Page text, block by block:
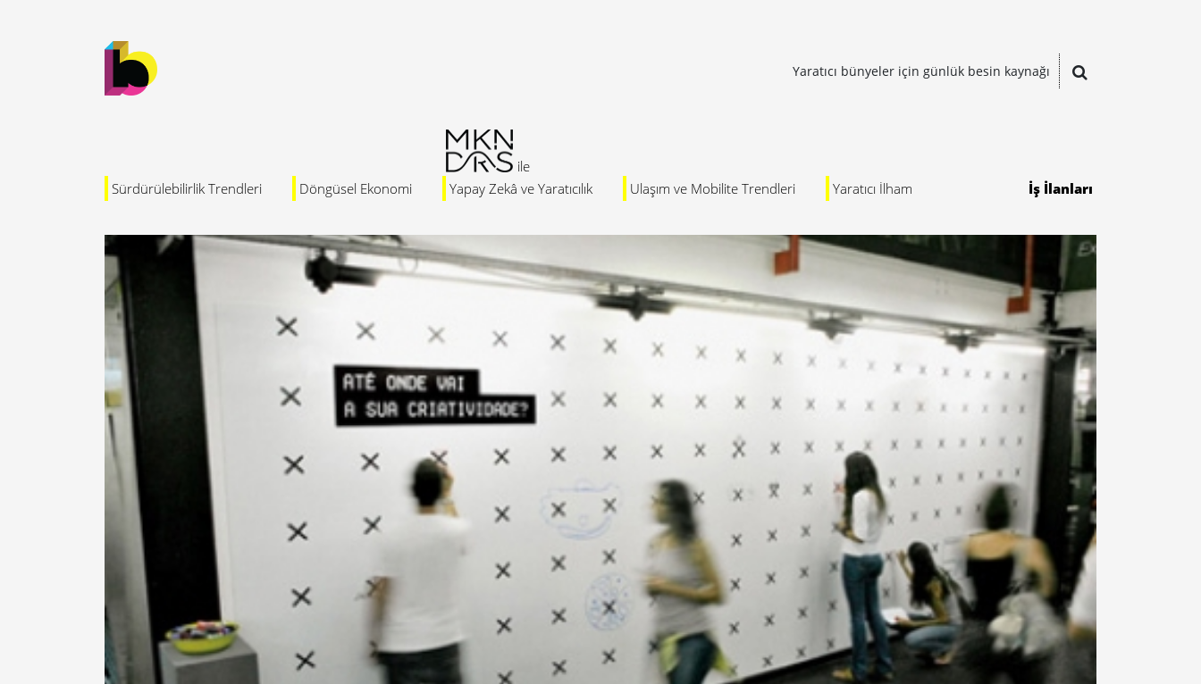
Yaratıcı bünyeler için günlük besin kaynağı
Sürdürülebilirlik Trendleri Döngüsel Ekonomi Yapay Zekâ ve Yaratıcılık Ulaşım ve Mobilite Trendleri Yaratıcı İlham İş İlanları